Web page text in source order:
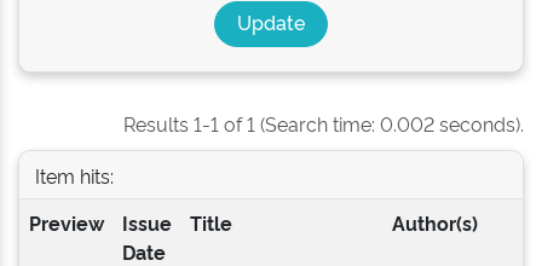
Results 1-1 of 1 (Search time: 0.002 seconds).
Item hits:
Preview
Issue
Date
Title Author(s)